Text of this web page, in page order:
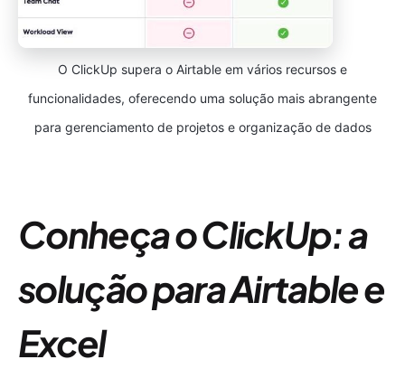
O ClickUp supera o Airtable em vários recursos e
funcionalidades, oferecendo uma solução mais abrangente
para gerenciamento de projetos e organização de dados
Conheça o ClickUp: a
solução para Airtable e
Excel